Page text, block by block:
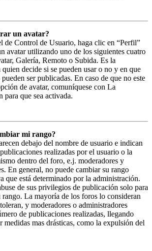
un avatar?
de Control de Usuario, haga clic en “Perfil”
avatar utilizando uno de los siguientes cuatro
Galería, Remoto o Subida. Es la
decide si se pueden usar o no y en que
ser publicadas. En caso de que no este
de avatar, comuníquese con La
para que sea activada.
mi rango?
debajo del nombre de usuario e indican
realizadas por el usuario o la
dentro del foro, e.j. moderadores y
En general, no puede cambiar su rango
que está determinado por la administración.
de sus privilegios de publicación solo para
rango. La mayoría de los foros lo consideran
y moderadores o administradores
de publicaciones realizadas, llegando
medidas mas drásticas, como la expulsión del